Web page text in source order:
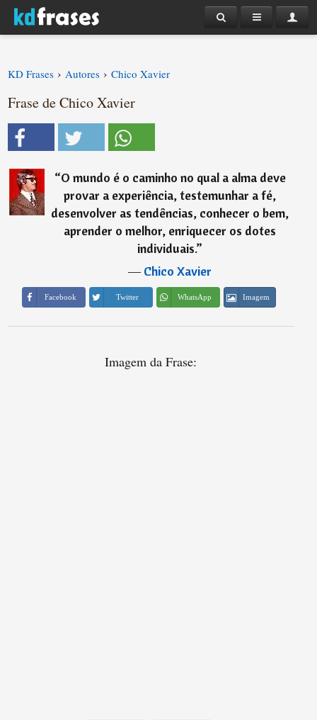
KD Frases › Autores › Chico Xavier
Frase de Chico Xavier
“O mundo é o caminho no qual a alma deve
provar a experiência, testemunhar a fé,
desenvolver as tendências, conhecer o bem,
aprender o melhor, enriquecer os dotes
individuais.”
―Chico Xavier
Facebook Twitter WhatsApp Imagem
Imagem da Frase: